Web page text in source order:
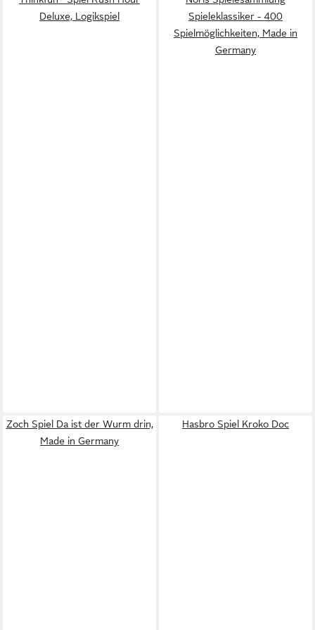
Deluxe, Logikspiel
Spieleklassiker - 400
Spielmöglichkeiten, Made in
Germany
Zoch Spiel Da ist der Wurm drin,
Made in Germany
Hasbro Spiel Kroko Doc